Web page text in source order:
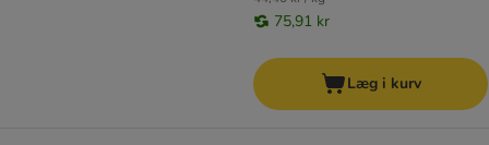
75,91 kr
Læg i kurv